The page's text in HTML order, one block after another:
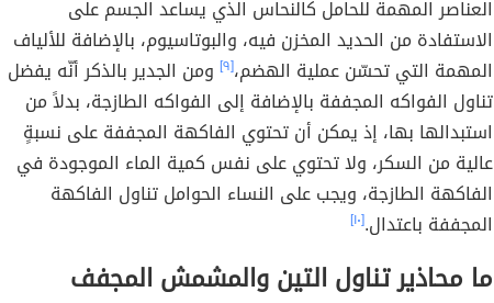
العناصر المهمة للحامل كالنحاس الذي يساعد الجسم على
الاستفادة من الحديد المخزن فيه، والبوتاسيوم، بالإضافة للألياف
المهمة التي تحسّن عملية الهضم،[٩]
ومن الجدير بالذكر أنّه يفضل
تناول الفواكه المجففة بالإضافة إلى الفواكه الطازجة، بدلاً من
استبدالها بها، إذ يمكن أن تحتوي الفاكهة المجففة على نسبةٍ
عالية من السكر، ولا تحتوي على نفس كمية الماء الموجودة في
الفاكهة الطازجة، ويجب على النساء الحوامل تناول الفاكهة
المجففة باعتدال.[١٠]
ما محاذير تناول التين والمشمش المجفف